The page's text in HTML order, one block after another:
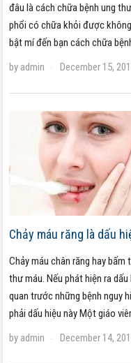
đâu là cách chữa bệnh ung
phổi có chữa khỏi được
bật mí đến bạn cách chữa
by admin · December 15,
Chảy máu răng là dấu
Chảy máu chân răng hay
thư máu. Nếu phát hiện ra
quan trước những bệnh nguy
phải dấu hiệu này Một giáo
by admin · December 14,